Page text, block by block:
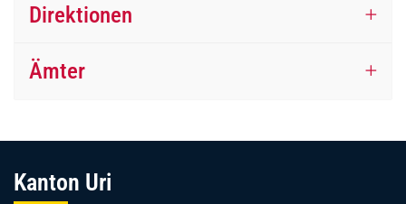
Direktionen
Ämter
Kanton Uri